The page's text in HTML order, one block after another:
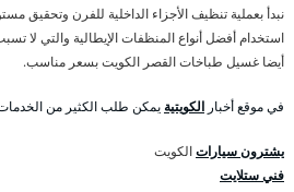
نبدأ بعملية تنظيف الأجزاء الداخلية للفرن وتحقيق
استخدام أفضل أنواع المنظفات الإيطالية والتي لا
أيضا غسيل طباخات القصر الكويت بسعر مناسب.
في موقع أخبار الكويتية يمكن طلب الكثير من
يشترون سياراتالكويت
فني ستلايت